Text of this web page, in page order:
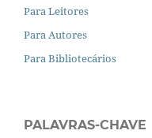
Para Leitores
Para Autores
Para Bibliotecários
PALAVRAS-CHAVE